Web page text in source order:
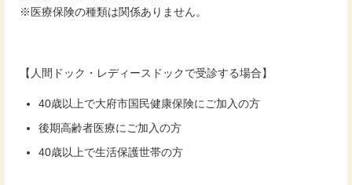
※医療保険の種類は関係ありません。
【人間ドック・レディースドックで受診する場合】
40歳以上で大府市国民健康保険にご加入の方
後期高齢者医療にご加入の方
40歳以上で生活保護世帯の方